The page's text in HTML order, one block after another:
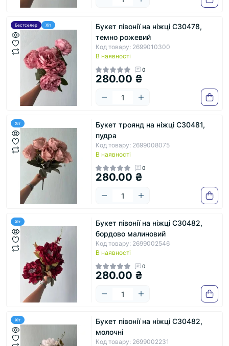
Бестселер Хіт
Букет півонії на ніжці С30478,
темно рожевий
Код товару: 2699010300
В наявності
0
280.00 ₴
Хіт
Букет троянд на ніжці С30481,
пудра
Код товару: 2699008075
В наявності
0
280.00 ₴
Хіт
Букет півонії на ніжці С30482,
бордово малиновий
Код товару: 2699002546
В наявності
0
280.00 ₴
Хіт
Букет півонії на ніжці С30482,
молочні
Код товару: 2699002231